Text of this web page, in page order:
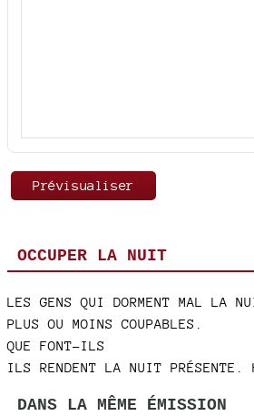
OCCUPER LA NUIT
LES GENS QUI DORMENT MAL LA
PLUS OU MOINS COUPABLES.
QUE FONT-ILS
ILS RENDENT LA NUIT PRÉSENTE.
DANS LA MÊME ÉMISSION